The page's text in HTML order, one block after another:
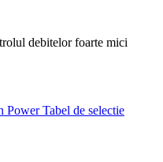
debitelor foarte mici
PowerTabel de selectie